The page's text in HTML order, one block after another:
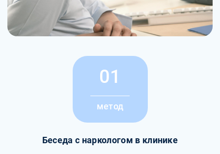
01
метод
Беседа с наркологом в клинике